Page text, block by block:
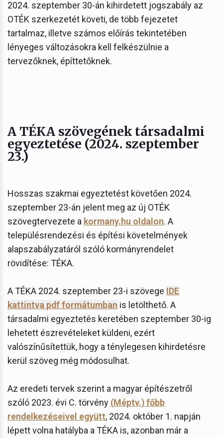
2024. szeptember 30-án kihirdetett jogszabály az
OTÉK szerkezetét követi, de több fejezetet
tartalmaz, illetve számos előírás tekintetében
lényeges változásokra kell felkészülnie a
tervezőknek, építtetőknek.
A TÉKA szövegének társadalmi
egyeztetése (2024. szeptember
23.)
Hosszas szakmai egyeztetést követően 2024.
szeptember 23-án jelent meg az új OTÉK
szövegtervezete a kormany.hu oldalon. A
településrendezési és építési követelmények
alapszabályzatáról szóló kormányrendelet
rövidítése: TÉKA.
A TÉKA 2024. szeptember 23-i szövege IDE
kattintva pdf formátumban is letölthető. A
társadalmi egyeztetés keretében szeptember 30-ig
lehetett észrevételeket küldeni, ezért
valószínűsítettük, hogy a ténylegesen kihirdetésre
kerül szöveg még módosulhat.
Az eredeti tervek szerint a magyar építészetről
szóló 2023. évi C. törvény (Méptv.) főbb
rendelkezéseivel együtt, 2024. október 1. napján
lépett volna hatályba a TÉKA is, azonban már a